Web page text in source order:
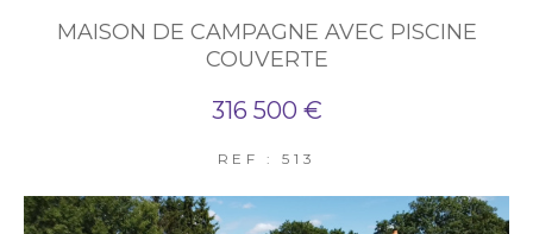
MAISON DE CAMPAGNE AVEC PISCINE
COUVERTE
316 500 €
REF : 513